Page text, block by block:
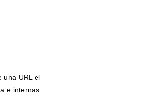
una URL el
e internas